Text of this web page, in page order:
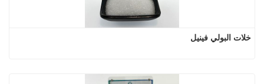
خلات البولي فينيل